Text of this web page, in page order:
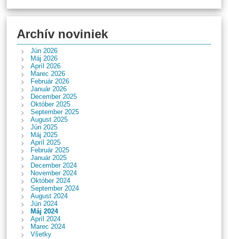
Archív noviniek
Jún 2026
Máj 2026
Apríl 2026
Marec 2026
Február 2026
Január 2026
December 2025
Október 2025
September 2025
August 2025
Jún 2025
Máj 2025
Apríl 2025
Február 2025
Január 2025
December 2024
November 2024
Október 2024
September 2024
August 2024
Jún 2024
Máj 2024
Apríl 2024
Marec 2024
Všetky